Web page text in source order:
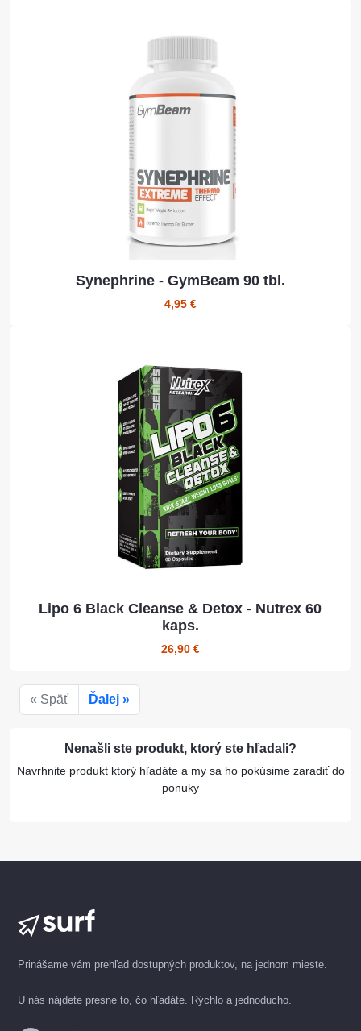
Synephrine - GymBeam 90 tbl.
4,95 €
Lipo 6 Black Cleanse & Detox - Nutrex 60
kaps.
26,90 €
« Späť Ďalej »
Nenašli ste produkt, ktorý ste hľadali?
Navrhnite produkt ktorý hľadáte a my sa ho pokúsime zaradiť do
ponuky
Prinášame vám prehľad dostupných produktov, na jednom mieste.
U nás nájdete presne to, čo hľadáte. Rýchlo a jednoducho.